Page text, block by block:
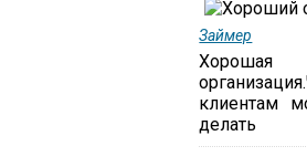
Займер
Хорошая
клиентам
делать